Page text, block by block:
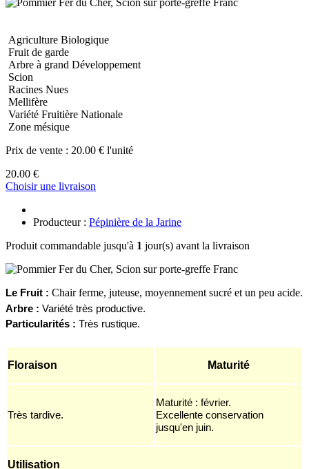
Agriculture Biologique
Fruit de garde
Arbre à grand Développement
Scion
Racines Nues
Mellifère
Variété Fruitière Nationale
Zone mésique
Prix de vente : 20.00 € l'unité
20.00 €
Choisir une livraison
Producteur : Pépinière de la Jarine
Produit commandable jusqu'à 1 jour(s) avant la livraison
Le Fruit : Chair ferme, juteuse, moyennement sucré et un peu acide.
Arbre : Variété très productive.
Particularités : Très rustique.
Floraison Maturité
Très tardive.
Maturité : février.
Excellente conservation
jusqu'en juin.
Utilisation